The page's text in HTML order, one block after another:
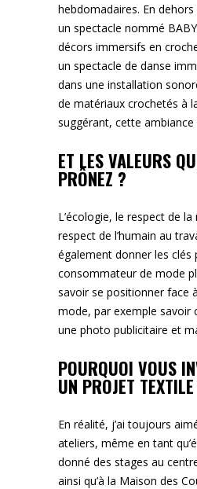
hebdomadaires. En
un spectacle nommé
décors immersifs en
un spectacle de danse
dans une installation
de matériaux crochetés à
suggérant, cette ambiance
ET LES VALEURS
PRÔNEZ ?
L’écologie, le respect de
respect de l’humain au
également donner les clés
consommateur de mode
savoir se positionner face
mode, par exemple savoir
une photo publicitaire et
POURQUOI VOUS
UN PROJET
En réalité, j’ai toujours
ateliers, même en tant
donné des stages au
ainsi qu’à la Maison des